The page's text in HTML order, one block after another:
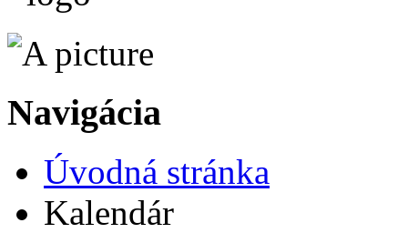
Navigácia
Úvodná stránka
Kalendár